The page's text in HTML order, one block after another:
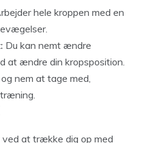
hele kroppen med en
Du kan nemt ændre
at ændre din kropsposition.
nem at tage med,
at trække dig op med